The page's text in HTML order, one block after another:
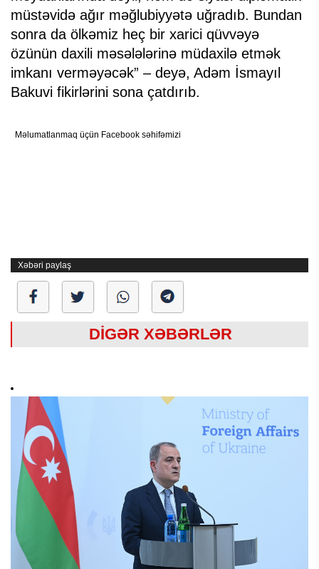
müstəvidə ağır məğlubiyyətə uğradıb. Bundan
sonra da ölkəmiz heç bir xarici qüvvəyə
özünün daxili məsələlərinə müdaxilə etmək
imkanı verməyəcək” – deyə, Adəm İsmayıl
Bakuvi fikirlərini sona çatdırıb.
Məlumatlanmaq üçün Facebook səhifəmizi
Xəbəri paylaş
DİGƏR XƏBƏRLƏR